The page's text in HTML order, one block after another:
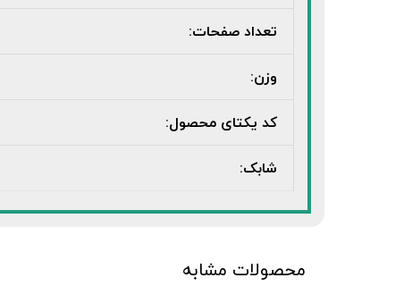
تعداد صفحات:
وزن:
کد یکتای محصول:
شابک:
محصولات مشابه